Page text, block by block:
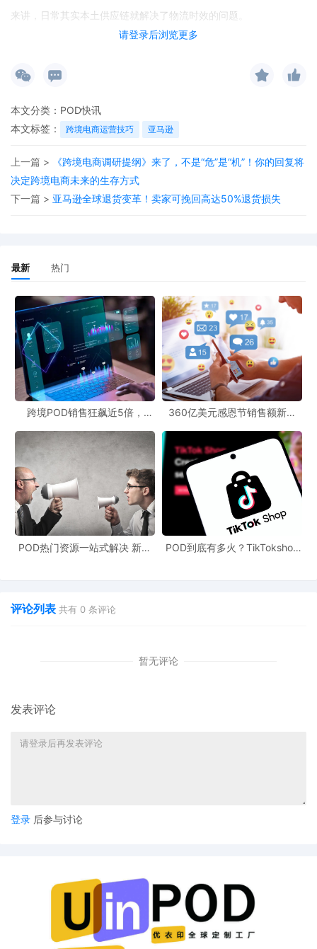
请登录后浏览更多
来讲，日常其实本土供应链就解决了物流时效的问题。
爆单手册：
Listing优化 完善产品标题、图片、五点描述和
率。
一个动作。
网一结束后，通过邀评、推出返场优惠以及将促销延长至整个
等方式，与客户保持互动：大促后复盘：分析广告效果、转化表现
与流量来源，为下阶段推广提供数据支持。持续销售策略：将黑五
网一的促销活动适当延长，抓住那些提前购物和捡漏的买家。
预算有限的中小卖家，可以避开高价、竞争激烈的热门关键词，以
核心关键词和长尾关键词为主。做汽配类目的卖家，也可以通过多
上架，多铺货，占据更多的市场缺口开始。调低已出单产品价格，
邮件老卖家给与新老卖家折扣价开始。充分利用汽配产品的产品特
殊性，利用好 开始，卖爆黑五网一。
销、 EDM 营销、付费社交广告等进行站外推广，吸引更多潜在消费
本文分类： POD快讯
本文标签：
跨境电商运营技巧 亚马逊
上一篇 >
《跨境电商调研提纲》来了，不是“危”是“机”！你的回复将
决定跨境电商未来的生存方式
下一篇 > 亚马逊全球退货变革！卖家可挽回高达50%退货损失
最新 热门
跨境POD销售狂飙近5倍，
360亿美元感恩节销售额新纪
新风潮！
POD热门资源一站式解决 新手
POD到底有多火？TikTokshop
评论列表 共有 0 条评论
暂无评论
发表评论
登录 后参与讨论